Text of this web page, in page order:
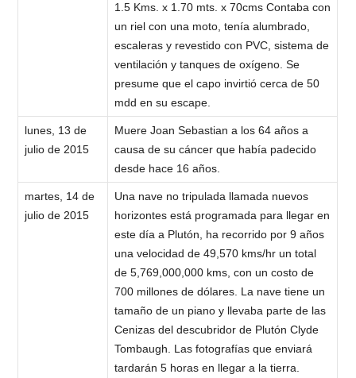
1.5 Kms. x 1.70 mts. x 70cms Contaba con
un riel con una moto, tenía alumbrado,
escaleras y revestido con PVC, sistema de
ventilación y tanques de oxígeno. Se
presume que el capo invirtió cerca de 50
mdd en su escape.
lunes, 13 de
julio de 2015
Muere Joan Sebastian a los 64 años a
causa de su cáncer que había padecido
desde hace 16 años.
martes, 14 de
julio de 2015
Una nave no tripulada llamada nuevos
horizontes está programada para llegar en
este día a Plutón, ha recorrido por 9 años
una velocidad de 49,570 kms/hr un total
de 5,769,000,000 kms, con un costo de
700 millones de dólares. La nave tiene un
tamaño de un piano y llevaba parte de las
Cenizas del descubridor de Plutón Clyde
Tombaugh. Las fotografías que enviará
tardarán 5 horas en llegar a la tierra.